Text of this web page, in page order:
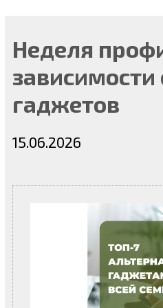
Неделя
зависимости
гаджетов
15.06.2026